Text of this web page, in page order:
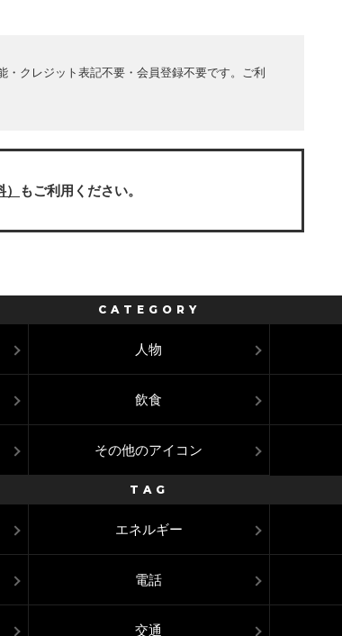
クレジット表記不要・会員登録不要です。ご利
もご利用ください。
CATEGORY
人物
飲食
その他のアイコン
TAG
エネルギー
電話
交通